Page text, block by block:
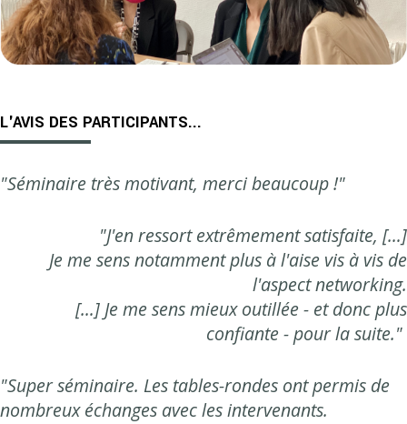
L'AVIS DES PARTICIPANTS...
"Séminaire très motivant, merci beaucoup !"
"J'en ressort extrêmement satisfaite, […]
Je me sens notamment plus à l'aise vis à vis de
l'aspect networking.
[…] Je me sens mieux outillée - et donc plus
confiante - pour la suite."
"Super séminaire. Les tables-rondes ont permis de
nombreux échanges avec les intervenants.